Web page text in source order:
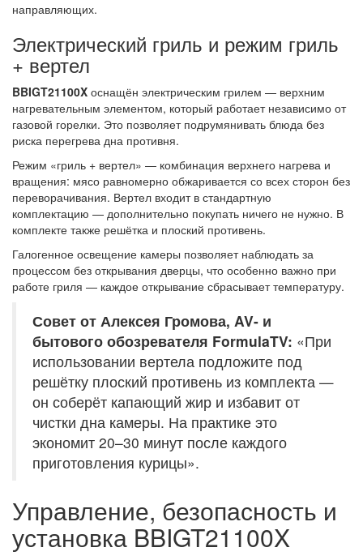
направляющих.
Электрический гриль и режим гриль
+ вертел
BBIGT21100X оснащён электрическим грилем — верхним
нагревательным элементом, который работает независимо от
газовой горелки. Это позволяет подрумянивать блюда без
риска перегрева дна противня.
Режим «гриль + вертел» — комбинация верхнего нагрева и
вращения: мясо равномерно обжаривается со всех сторон без
переворачивания. Вертел входит в стандартную
комплектацию — дополнительно покупать ничего не нужно. В
комплекте также решётка и плоский противень.
Галогенное освещение камеры позволяет наблюдать за
процессом без открывания дверцы, что особенно важно при
работе гриля — каждое открывание сбрасывает температуру.
Совет от Алексея Громова, AV- и
бытового обозревателя FormulaTV: «При
использовании вертела подложите под
решётку плоский противень из комплекта —
он соберёт капающий жир и избавит от
чистки дна камеры. На практике это
экономит 20–30 минут после каждого
приготовления курицы».
Управление, безопасность и
установка BBIGT21100X